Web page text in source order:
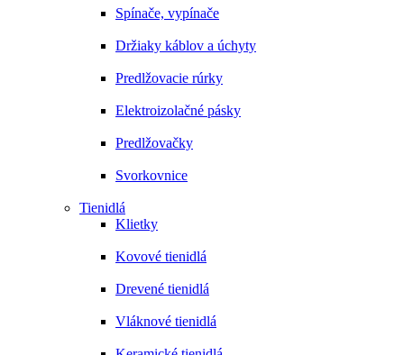
Spínače, vypínače
Držiaky káblov a úchyty
Predlžovacie rúrky
Elektroizolačné pásky
Predlžovačky
Svorkovnice
Tienidlá
Klietky
Kovové tienidlá
Drevené tienidlá
Vláknové tienidlá